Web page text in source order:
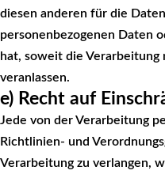
diesen anderen für die
personenbezogenen Daten
hat, soweit die
veranlassen.
e) Recht auf
Jede von der Verarbeitung
Richtlinien- und
Verarbeitung zu verlangen,